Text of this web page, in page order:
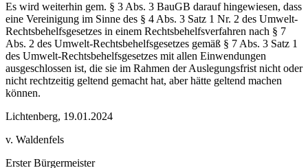
Es wird weiterhin gem. § 3 Abs. 3 BauGB darauf hingewiesen, dass
eine Vereinigung im Sinne des § 4 Abs. 3 Satz 1 Nr. 2 des Umwelt-
Rechtsbehelfsgesetzes in einem Rechtsbehelfsverfahren nach § 7
Abs. 2 des Umwelt-Rechtsbehelfsgesetzes gemäß § 7 Abs. 3 Satz 1
des Umwelt-Rechtsbehelfsgesetzes mit allen Einwendungen
ausgeschlossen ist, die sie im Rahmen der Auslegungsfrist nicht oder
nicht rechtzeitig geltend gemacht hat, aber hätte geltend machen
können.
Lichtenberg, 19.01.2024
v. Waldenfels
Erster Bürgermeister